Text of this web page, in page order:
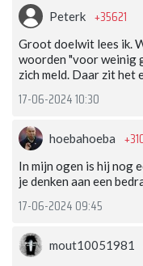
Peterk +35621
Groot doelwit lees ik.
woorden "voor weinig
zich meld. Daar zit het
17-06-2024 10:30
hoebahoeba
In mijn ogen is hij nog
je denken aan een
17-06-2024 09:45
mout10051981